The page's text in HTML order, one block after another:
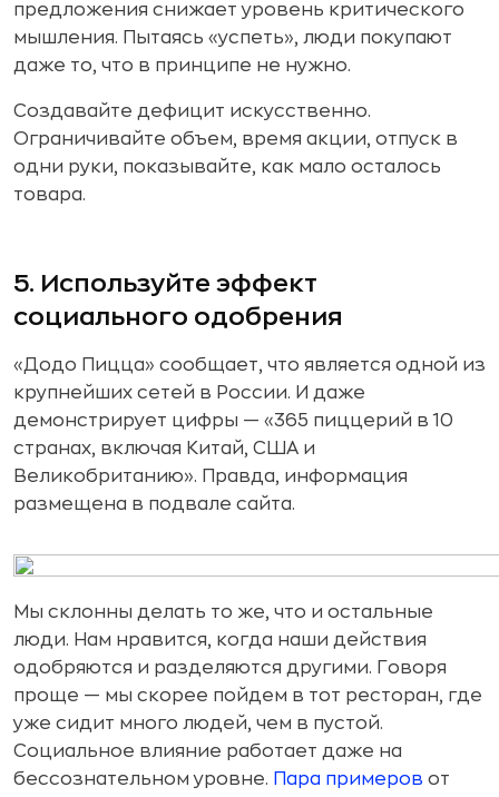
предложения снижает уровень критического
мышления. Пытаясь «успеть», люди покупают
даже то, что в принципе не нужно.
Создавайте дефицит искусственно.
Ограничивайте объем, время акции, отпуск в
одни руки, показывайте, как мало осталось
товара.
5. Используйте эффект
социального одобрения
«Додо Пицца» сообщает, что является одной из
крупнейших сетей в России. И даже
демонстрирует цифры — «365 пиццерий в 10
странах, включая Китай, США и
Великобританию». Правда, информация
размещена в подвале сайта.
Мы склонны делать то же, что и остальные
люди. Нам нравится, когда наши действия
одобряются и разделяются другими. Говоря
проще — мы скорее пойдем в тот ресторан, где
уже сидит много людей, чем в пустой.
Социальное влияние работает даже на
бессознательном уровне. Пара примеров от